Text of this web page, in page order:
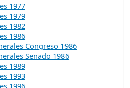
1977
1979
1982
1986
Congreso 1986
Senado 1986
1989
1993
1996